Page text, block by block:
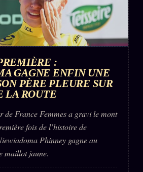
:
GAGNE ENFIN UNE
PÈRE PLEURE SUR
LA ROUTE
de France Femmes a gravi le mont
fois de l’histoire de
Phinney gagne au
maillot jaune.